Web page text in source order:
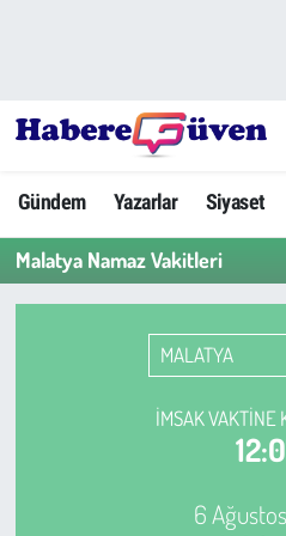
Gündem Yazarlar Siyaset
Malatya Namaz Vakitleri
MALATYA
İMSAK VAKTINE
6
Yazarlar
Dünya
Siyaset
Hava Durumu
Trafik Durumu
Süper Lig Puan Durumu ve
Tüm Manşetler